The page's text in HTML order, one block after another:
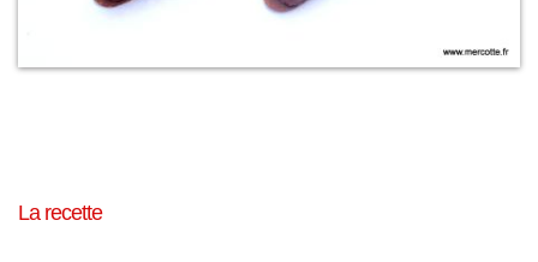
La recette